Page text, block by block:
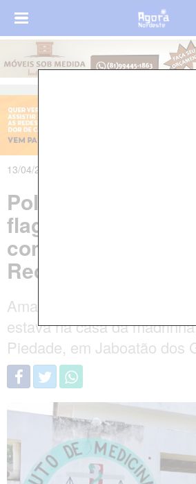
13/04/2025 às 13h35m - Atualizado em
Policial militar é
flagrante por
companheira no
Recife
Amanda Pacheco Pereira
estava na casa da
Piedade, em Jaboatão dos